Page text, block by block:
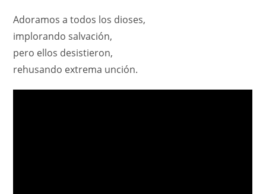
Adoramos a todos los dioses,
implorando salvación,
pero ellos desistieron,
rehusando extrema unción.